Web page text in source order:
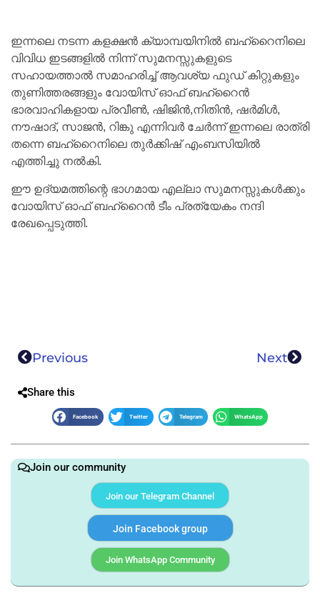
ഇന്നലെ നടന്ന കളക്ഷൻ ക്യാമ്പയിനിൽ ബഹ്‌റൈനിലെ
വിവിധ ഇടങ്ങളിൽ നിന്ന് സുമനസ്സുകളുടെ
സഹായത്താൽ സമാഹരിച്ച് ആവശ്യ ഫുഡ് കിറ്റുകളും
തുണിത്തരങ്ങളും വോയിസ് ഓഫ് ബഹ്‌റൈൻ
ഭാരവാഹികളായ പ്രവീൺ, ഷിജിൻ,നിതിൻ, ഷർമിൾ,
നൗഷാദ്, സാജൻ, റിങ്കു എന്നിവർ ചേർന്ന് ഇന്നലെ രാത്രി
തന്നെ ബഹ്‌റൈനിലെ തുർക്കിഷ് എംബസിയിൽ
എത്തിച്ചു നൽകി.
ഈ ഉദ്യമത്തിന്റെ ഭാഗമായ എല്ലാ സുമനസ്സുകൾക്കും
വോയിസ് ഓഫ് ബഹ്‌റൈൻ ടീം പ്രത്യേകം നന്ദി
രേഖപ്പെടുത്തി.
Previous Next
Share this
Facebook Twitter Telegram WhatsApp
Join our community
Join our Telegram Channel
Join Facebook group
Join WhatsApp Community